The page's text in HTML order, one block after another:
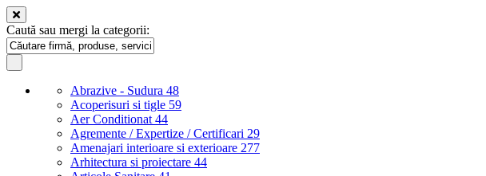
Caută sau mergi la categorii:
Abrazive - Sudura 48
Acoperisuri si tigle 59
Aer Conditionat 44
Agremente / Expertize / Certificari 29
Amenajari interioare si exterioare 277
Arhitectura si proiectare 44